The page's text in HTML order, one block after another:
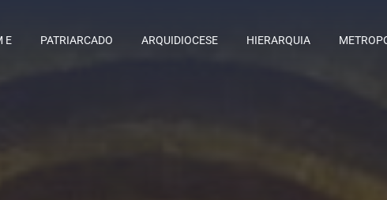
E PATRIARCADO ARQUIDIOCESE HIERARQUIA